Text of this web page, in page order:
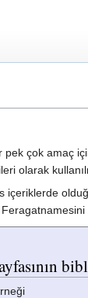
çok amaç
olarak